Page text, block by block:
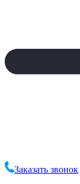
Заказать звонок